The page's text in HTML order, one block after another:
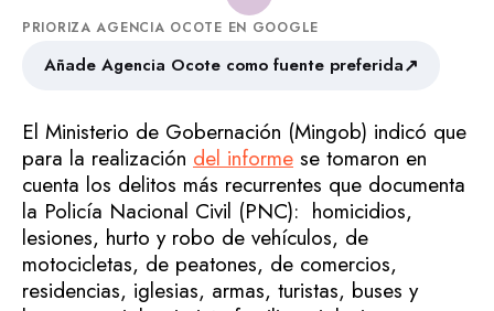
PRIORIZA AGENCIA OCOTE EN GOOGLE
Añade Agencia Ocote como fuente preferida↗
El Ministerio de Gobernación (Mingob) indicó que
para la realización del informe se tomaron en
cuenta los delitos más recurrentes que documenta
la Policía Nacional Civil (PNC): homicidios,
lesiones, hurto y robo de vehículos, de
motocicletas, de peatones, de comercios,
residencias, iglesias, armas, turistas, buses y